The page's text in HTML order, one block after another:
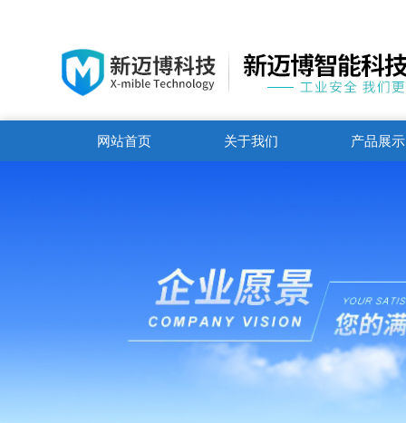
网站首页 关于我们 产品展示